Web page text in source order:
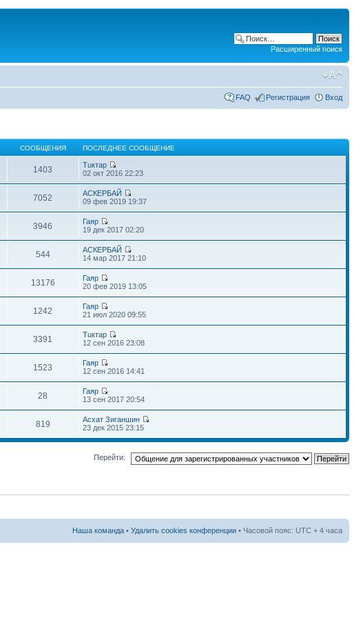
Расширенный поиск
FAQ Регистрация Вход
СООБЩЕНИЯ ПОСЛЕДНЕЕ СООБЩЕНИЕ
1403
Тuктар
02 окт 2016 22:23
7052
АСКЕРБАЙ
09 фев 2019 19:37
3946
Гаяр
19 дек 2017 02:20
544
АСКЕРБАЙ
14 мар 2017 21:10
13176
Гаяр
20 фев 2019 13:05
1242
Гаяр
21 июл 2020 09:55
3391
Тuктар
12 сен 2016 23:08
1523
Гаяр
12 сен 2016 14:41
28
Гаяр
13 сен 2017 20:54
819
Асхат Зиганшин
23 дек 2015 23:15
Перейти:
Наша команда • Удалить cookies конференции • Часовой пояс: UTC + 4 часа